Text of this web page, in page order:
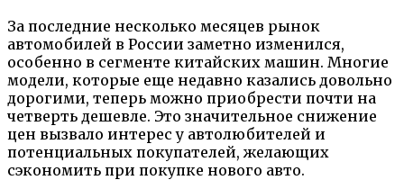
За последние несколько месяцев рынок
автомобилей в России заметно изменился,
особенно в сегменте китайских машин. Многие
модели, которые еще недавно казались довольно
дорогими, теперь можно приобрести почти на
четверть дешевле. Это значительное снижение
цен вызвало интерес у автолюбителей и
потенциальных покупателей, желающих
сэкономить при покупке нового авто.